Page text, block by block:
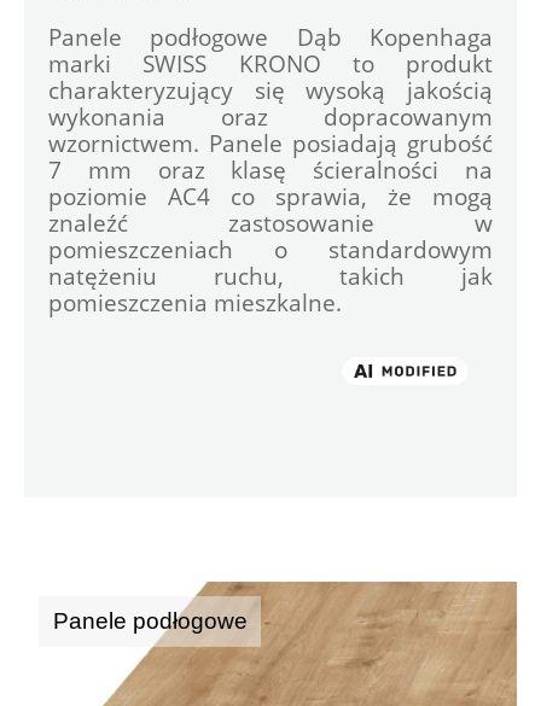
Panele podłogowe Dąb Kopenhaga
marki SWISS KRONO to produkt
charakteryzujący się wysoką jakością
wykonania oraz dopracowanym
wzornictwem. Panele posiadają grubość
7 mm oraz klasę ścieralności na
poziomie AC4 co sprawia, że mogą
znaleźć zastosowanie w
pomieszczeniach o standardowym
natężeniu ruchu, takich jak
pomieszczenia mieszkalne.
Panele podłogowe